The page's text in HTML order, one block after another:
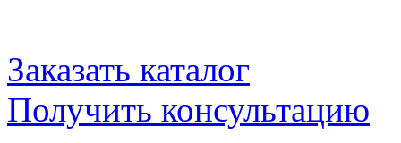
Заказать каталог
Получить консультацию